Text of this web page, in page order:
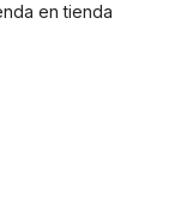
en tienda